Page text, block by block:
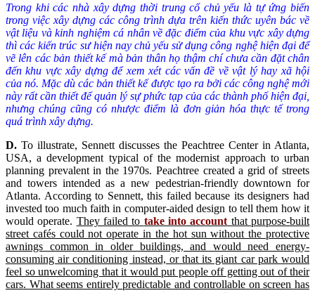
Trong khi các nhà xây dựng thời trung cổ chủ yếu là tự ứng biến
trong việc xây dựng các công trình dựa trên kiến thức uyên bác về
vật liệu và kinh nghiệm cá nhân về đặc điểm của khu vực xây dựng
thì các kiến trúc sư hiện nay chủ yếu sử dụng công nghệ hiện đại để
vẽ lên các bản thiết kế mà bản thân họ thậm chí chưa cần đặt chân
đến khu vực xây dựng để xem xét các vấn đề về vật lý hay xã hội
của nó. Mặc dù các bản thiết kế được tạo ra bởi các công nghệ mới
này rất cần thiết để quản lý sự phức tạp của các thành phố hiện đại,
nhưng chúng cũng có nhược điểm là đơn giản hóa thực tế trong
quá trình xây dựng.
D. To illustrate, Sennett discusses the Peachtree Center in Atlanta,
USA, a development typical of the modernist approach to urban
planning prevalent in the 1970s. Peachtree created a grid of streets
and towers intended as a new pedestrian-friendly downtown for
Atlanta. According to Sennett, this failed because its designers had
invested too much faith in computer-aided design to tell them how it
would operate. They failed to take into account that purpose-built
street cafés could not operate in the hot sun without the protective
awnings common in older buildings, and would need energy-
consuming air conditioning instead, or that its giant car park would
feel so unwelcoming that it would put people off getting out of their
cars. What seems entirely predictable and controllable on screen has